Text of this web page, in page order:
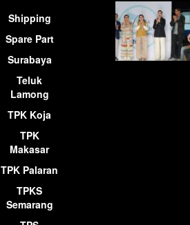
Shipping
Spare Part
Surabaya
Teluk
Lamong
TPK Koja
TPK
Makasar
TPK Palaran
TPKS
Semarang